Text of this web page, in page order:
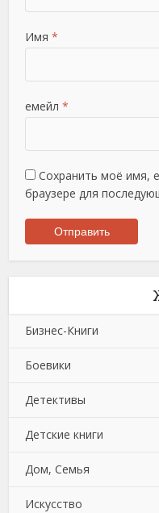
Имя *
емейл *
Сохранить моё имя,
браузере для
Бизнес-Книги
Банковское дело
Бухучет,
Делопроизводство
Зарубежная деловая
Корпоративная
Боевики
Боевики: Прочее
Криминальные боевики
Триллеры
Детективы
Зарубежные детективы
Иронические
Исторические
Детские книги
Детская проза
Детская фантастика
Дом, Семья
Автомобили и ПДД
Искусство